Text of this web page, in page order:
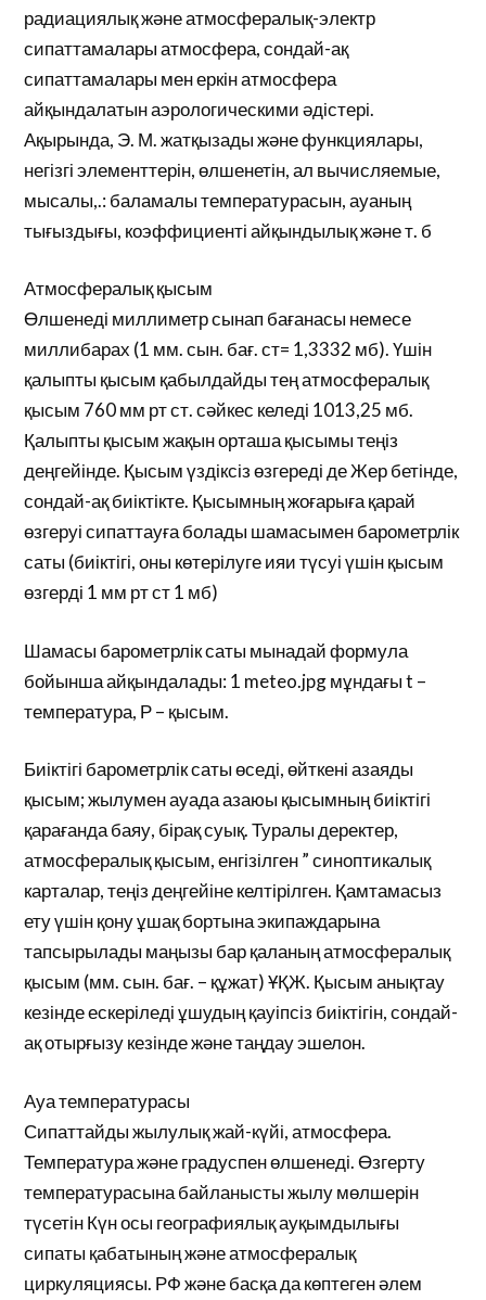
радиациялық және атмосфералық-электр
сипаттамалары атмосфера, сондай-ақ
сипаттамалары мен еркін атмосфера
айқындалатын аэрологическими әдістері.
Ақырында, Э. М. жатқызады және функциялары,
негізгі элементтерін, өлшенетін, ал вычисляемые,
мысалы,.: баламалы температурасын, ауаның
тығыздығы, коэффициенті айқындылық және т. б
Атмосфералық қысым
Өлшенеді миллиметр сынап бағанасы немесе
миллибарах (1 мм. сын. бағ. ст= 1,3332 мб). Үшін
қалыпты қысым қабылдайды тең атмосфералық
қысым 760 мм рт ст. сәйкес келеді 1013,25 мб.
Қалыпты қысым жақын орташа қысымы теңіз
деңгейінде. Қысым үздіксіз өзгереді де Жер бетінде,
сондай-ақ биіктікте. Қысымның жоғарыға қарай
өзгеруі сипаттауға болады шамасымен барометрлік
саты (биіктігі, оны көтерілуге ияи түсуі үшін қысым
өзгерді 1 мм рт ст 1 мб)
Шамасы барометрлік саты мынадай формула
бойынша айқындалады: 1 meteo.jpg мұндағы t –
температура, Р – қысым.
Биіктігі барометрлік саты өседі, өйткені азаяды
қысым; жылумен ауада азаюы қысымның биіктігі
қарағанда баяу, бірақ суық. Туралы деректер,
атмосфералық қысым, енгізілген ” синоптикалық
карталар, теңіз деңгейіне келтірілген. Қамтамасыз
ету үшін қону ұшақ бортына экипаждарына
тапсырылады маңызы бар қаланың атмосфералық
қысым (мм. сын. бағ. – құжат) ҰҚЖ. Қысым анықтау
кезінде ескеріледі ұшудың қауіпсіз биіктігін, сондай-
ақ отырғызу кезінде және таңдау эшелон.
Ауа температурасы
Сипаттайды жылулық жай-күйі, атмосфера.
Температура және градуспен өлшенеді. Өзгерту
температурасына байланысты жылу мөлшерін
түсетін Күн осы географиялық ауқымдылығы
сипаты қабатының және атмосфералық
циркуляциясы. РФ және басқа да көптеген әлем